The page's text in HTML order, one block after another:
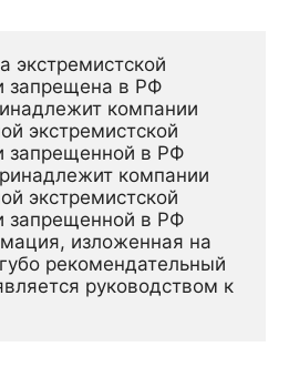
экстремистской
запрещена в РФ
компании
экстремистской
запрещенной в РФ
компании
экстремистской
запрещенной в РФ
изложенная на
рекомендательный
руководством к